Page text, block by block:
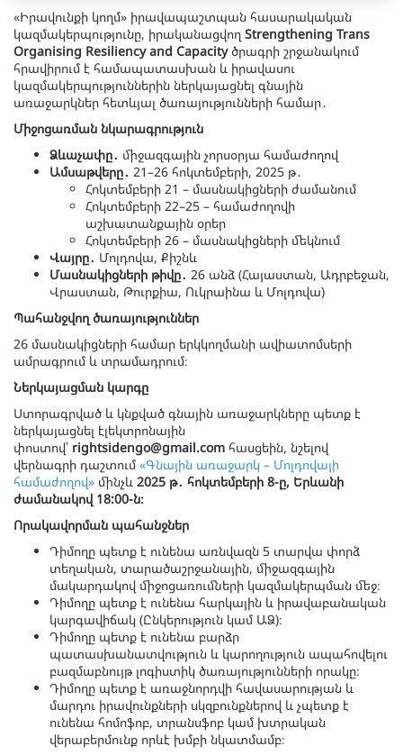
«Իրավունքի կողմ» իրավապաշտպան հասարակական
կազմակերպությունը, իրականացվող Strengthening Trans
Organising Resiliency and Capacityծրագրի շրջանակում
հրավիրում է համապատասխան և իրավասու
կազմակերպություններին ներկայացնել գնային
առաջարկներ հետևյալ ծառայությունների համար․
Միջոցառման նկարագրություն
Ձևաչափը․ միջազգային չորսօրյա համաժողով
Ամսաթվերը․ 21–26 հոկտեմբերի, 2025 թ․
Հոկտեմբերի 21 – մասնակիցների ժամանում
Հոկտեմբերի 22–25 – համաժողովի
աշխատանքային օրեր
Հոկտեմբերի 26 – մասնակիցների մեկնում
Վայրը․ Մոլդովա, Քիշնև
Մասնակիցների թիվը․ 26 անձ (Հայաստան, Ադրբեջան,
Վրաստան, Թուրքիա, Ուկրաինա և Մոլդովա)
Պահանջվող ծառայություններ
26 մասնակիցների համար երկկողմանի ավիատոմսերի
ամրագրում և տրամադրում։
Ներկայացման կարգը
Ստորագրված և կնքված գնային առաջարկները պետք է
ներկայացնել էլեկտրոնային
փոստով՝ rightsidengo@gmail.com հասցեին, նշելով
վերնագրի դաշտում «Գնային առաջարկ – Մոլդովայի
համաժողով» մինչև 2025 թ․ հոկտեմբերի 8-ը, Երևանի
ժամանակով 18:00-ն։
Որակավորման պահանջներ
Դիմողը պետք է ունենա առնվազն 5 տարվա փորձ
տեղական, տարածաշրջանային, միջազգային
մակարդակով միջոցառումների կազմակերպման մեջ։
Դիմողը պետք է ունենա հարկային և իրավաբանական
կարգավիճակ (Ընկերություն կամ ԱՁ)։
Դիմողը պետք է ունենա բարձր
պատասխանատվություն և կարողություն ապահովելու
բազմաբնույթ լոգիստիկ ծառայությունների որակը։
Դիմողը պետք է առաջնորդվի հավասարության և
մարդու իրավունքների սկզբունքներով և չպետք է
ունենա հոմոֆոբ, տրանսֆոբ կամ խտրական
վերաբերմունք որևէ խմբի նկատմամբ։